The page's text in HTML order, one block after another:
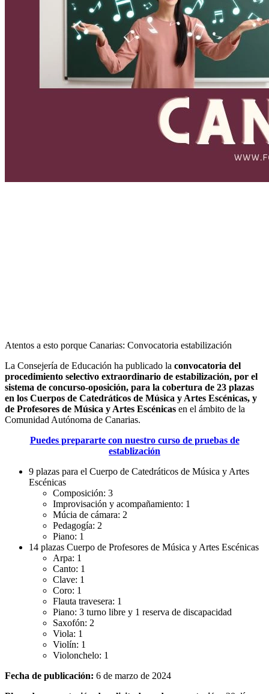
Atentos a esto porque Canarias: Convocatoria estabilización
La Consejería de Educación ha publicado la convocatoria del
procedimiento selectivo extraordinario de estabilización, por el
sistema de concurso-oposición, para la cobertura de 23 plazas
en los Cuerpos de Catedráticos de Música y Artes Escénicas, y
de Profesores de Música y Artes Escénicas en el ámbito de la
Comunidad Autónoma de Canarias.
Puedes prepararte con nuestro curso de pruebas de
establización
9 plazas para el Cuerpo de Catedráticos de Música y Artes
Escénicas
Composición: 3
Improvisación y acompañamiento: 1
Múcia de cámara: 2
Pedagogía: 2
Piano: 1
14 plazas Cuerpo de Profesores de Música y Artes Escénicas
Arpa: 1
Canto: 1
Clave: 1
Coro: 1
Flauta travesera: 1
Piano: 3 turno libre y 1 reserva de discapacidad
Saxofón: 2
Viola: 1
Violín: 1
Violonchelo: 1
Fecha de publicación: 6 de marzo de 2024